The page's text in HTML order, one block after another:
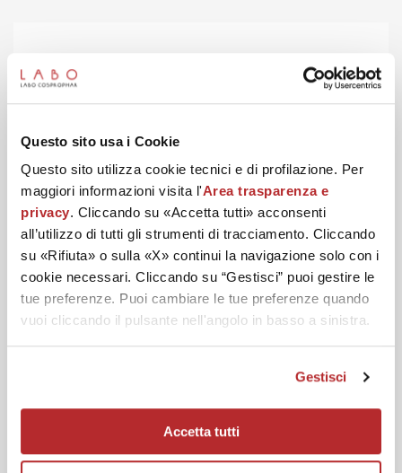
Questo sito usa i Cookie
Questo sito utilizza cookie tecnici e di profilazione. Per
maggiori informazioni visita l'Area trasparenza e
privacy. Cliccando su «Accetta tutti» acconsenti
all’utilizzo di tutti gli strumenti di tracciamento. Cliccando
su «Rifiuta» o sulla «X» continui la navigazione solo con i
cookie necessari. Cliccando su “Gestisci” puoi gestire le
tue preferenze. Puoi cambiare le tue preferenze quando
vuoi cliccando il pulsante nell'angolo in basso a sinistra.
Gestisci
Accetta tutti